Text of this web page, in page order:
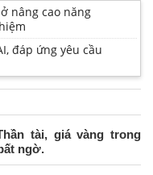
nâng cao năng
đáp ứng yêu cầu
tài, giá vàng trong
ngờ.